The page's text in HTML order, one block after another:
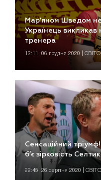
Мар’яном Шведом не
Українець викликав
тренера
12:11, 06 грудня 2020 |
Сенсаційний
б’є зірковість
22:45, 26 серпня 2020 |